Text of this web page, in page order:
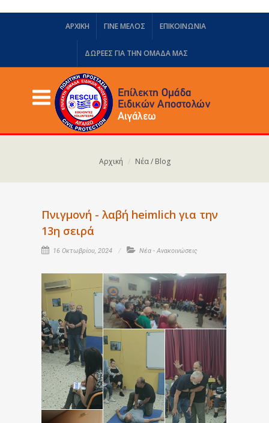
ΑΡΧΙΚΗ ΓΙΝΕ ΜΕΛΟΣ ΕΠΙΚΟΙΝΩΝΙΑ
ΔΩΡΕΈΣ ΓΙΑ ΤΗΝ ΟΜΆΔΑ ΜΑΣ
Αρχική Νέα / Blog
Πνιγμονή - λαβή heimlich για την
13η σειρά
16 Οκτωβρίου, 2024 Νέα - Ανακοινώσεις